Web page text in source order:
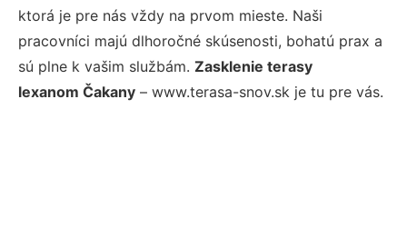
ktorá je pre nás vždy na prvom mieste. Naši
pracovníci majú dlhoročné skúsenosti, bohatú prax a
sú plne k vašim službám. Zasklenie terasy
lexanom Čakany – www.terasa-snov.sk je tu pre vás.